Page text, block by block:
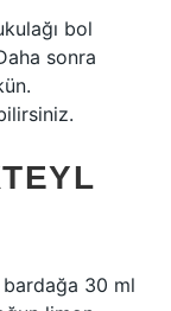
bol
sonra
30 ml